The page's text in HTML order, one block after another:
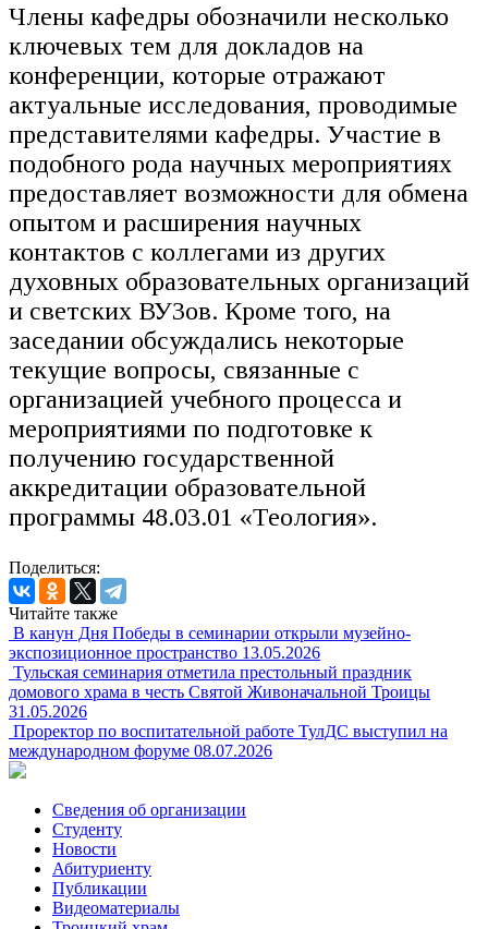
Члены кафедры обозначили несколько
ключевых тем для докладов на
конференции, которые отражают
актуальные исследования, проводимые
представителями кафедры. Участие в
подобного рода научных мероприятиях
предоставляет возможности для обмена
опытом и расширения научных
контактов с коллегами из других
духовных образовательных организаций
и светских ВУЗов. Кроме того, на
заседании обсуждались некоторые
текущие вопросы, связанные с
организацией учебного процесса и
мероприятиями по подготовке к
получению государственной
аккредитации образовательной
программы 48.03.01 «Теология».
Поделиться:
Читайте также
В канун Дня Победы в семинарии открыли музейно-
экспозиционное пространство 13.05.2026
Тульская семинария отметила престольный праздник
домового храма в честь Святой Живоначальной Троицы
31.05.2026
Проректор по воспитательной работе ТулДС выступил на
международном форуме 08.07.2026
Сведения об организации
Студенту
Новости
Абитуриенту
Публикации
Видеоматериалы